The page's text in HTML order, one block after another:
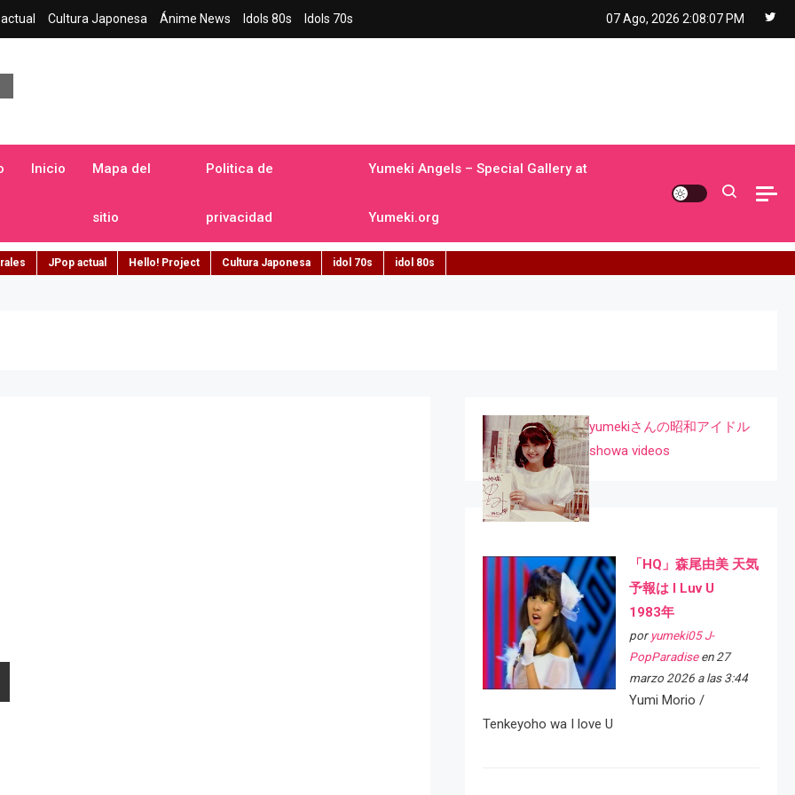
Cultura Japonesa Ánime News Idols 80s Idols 70s 07 Ago, 2026 2:08:08 PM
Inicio Mapa del
sitio
Politica de
privacidad
Yumeki Angels – Special Gallery at
Yumeki.org
JPop actual Hello! Project Cultura Japonesa idol 70s idol 80s
yumekiさんの昭和アイドル
showa videos
「HQ」森尾由美 天気
予報は I Luv U
1983年
por yumeki05 J-
PopParadiseen 27
marzo 2026 a las 3:44
Yumi Morio /
Tenkeyoho wa I love U